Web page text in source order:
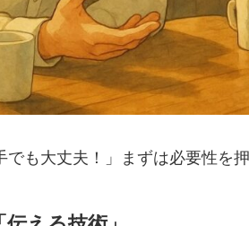
でも大丈夫！」まずは必要性を